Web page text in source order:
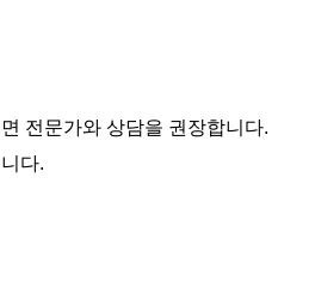
전문가와 상담을 권장합니다.
다.